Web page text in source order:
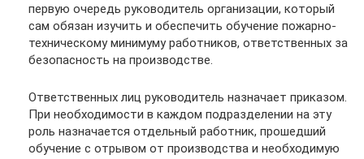
первую очередь руководитель организации, который
сам обязан изучить и обеспечить обучение пожарно-
техническому минимуму работников, ответственных за
безопасность на производстве.
Ответственных лиц руководитель назначает приказом.
При необходимости в каждом подразделении на эту
роль назначается отдельный работник, прошедший
обучение с отрывом от производства и необходимую